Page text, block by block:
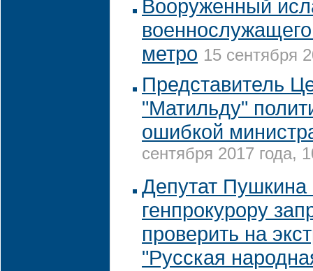
Вооруженный
метро 15 сентября
Представитель
"Матильду"
ошибкой
сентября 2017 года,
Депутат Пушкина
генпрокурору
проверить на
"Русская